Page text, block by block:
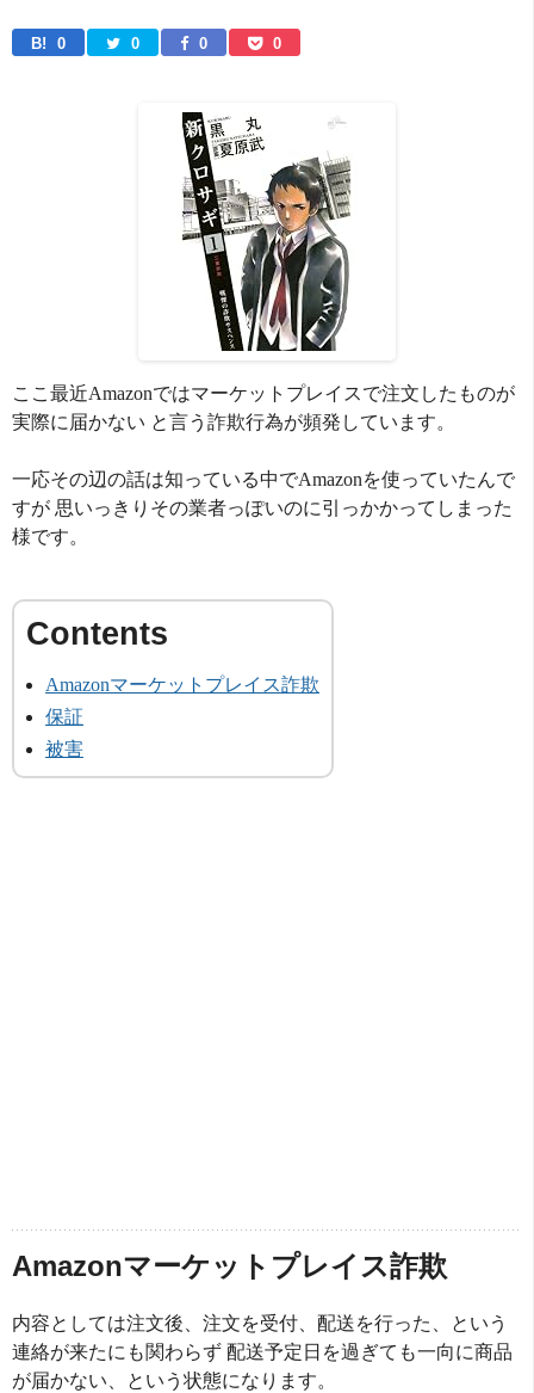
B! 0 0 0 0
ここ最近Amazonではマーケットプレイスで注文したものが
実際に届かない と言う詐欺行為が頻発しています。
一応その辺の話は知っている中でAmazonを使っていたんで
すが 思いっきりその業者っぽいのに引っかかってしまった
様です。
Amazonマーケットプレイス詐欺
保証
被害
Amazonマーケットプレイス詐欺
内容としては注文後、注文を受付、配送を行った、という
連絡が来たにも関わらず 配送予定日を過ぎても一向に商品
が届かない、という状態になります。